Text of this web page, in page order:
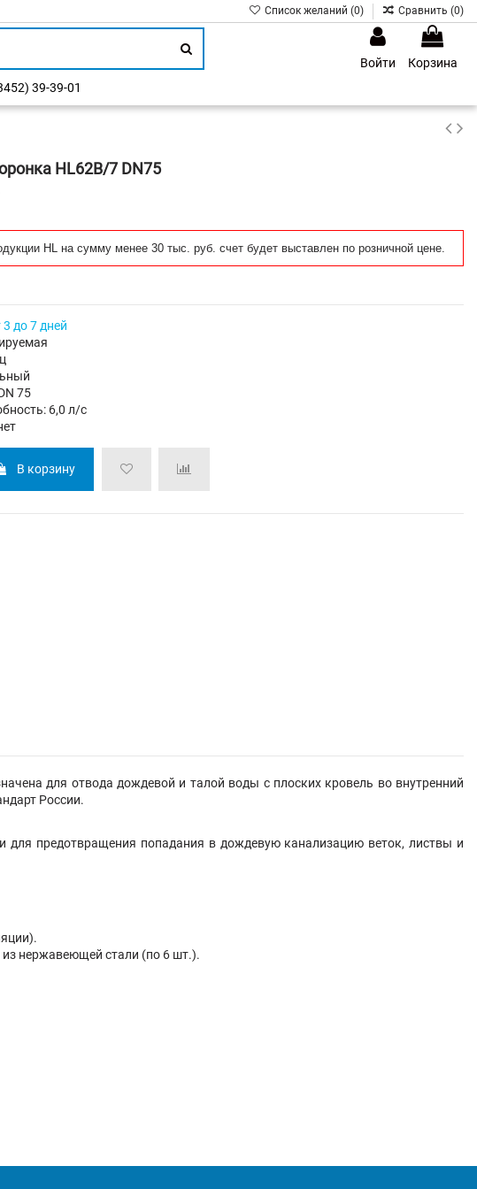
Список желаний (0) Сравнить (0)
Войти
Корзина
39-39-01
HL62B/7 DN75
HL на сумму менее 30 тыс. руб. счет будет выставлен по розничной цене.
до 7 дней
75
6,0 л/с
В корзину
для отвода дождевой и талой воды с плоских кровель во внутренний
России.
предотвращения попадания в дождевую канализацию веток, листвы и
нержавеющей стали (по 6 шт.).